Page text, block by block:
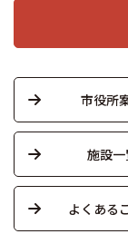
市役所
施設
よくある